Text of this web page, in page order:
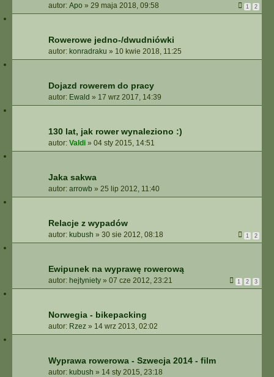
autor: Apo » 29 maja 2018, 09:58 1 2
Rowerowe jedno-/dwudniówki
autor: konradraku » 10 kwie 2018, 11:25
Dojazd rowerem do pracy
autor: Ewald » 17 wrz 2017, 14:39
130 lat, jak rower wynaleziono :)
autor: Valdi » 04 sty 2015, 14:51
Jaka sakwa
autor: arrowb » 25 lip 2012, 11:40
Relacje z wypadów
autor: kubush » 30 sie 2012, 08:18 1 2
Ewipunek na wyprawę rowerową
autor: hejtyniety » 07 cze 2012, 23:21 1 2 3
Norwegia - bikepacking
autor: Rzez » 14 wrz 2013, 02:02
Wyprawa rowerowa - Szwecja 2014 - film
autor: kubush » 14 sty 2015, 23:18